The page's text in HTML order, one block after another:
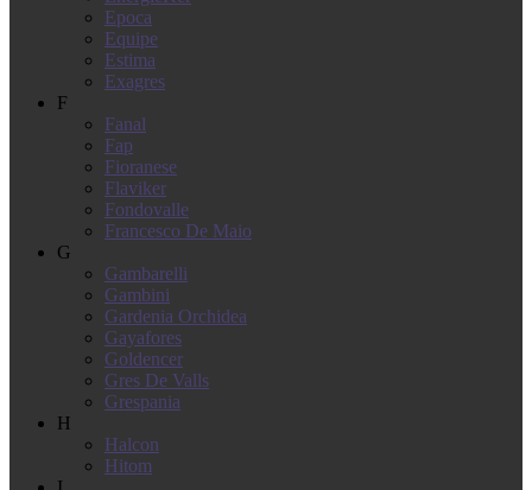
Epoca
Equipe
Estima
Exagres
F
Fanal
Fap
Fioranese
Flaviker
Fondovalle
Francesco De Maio
G
Gambarelli
Gambini
Gardenia Orchidea
Gayafores
Goldencer
Gres De Valls
Grespania
H
Halcon
Hitom